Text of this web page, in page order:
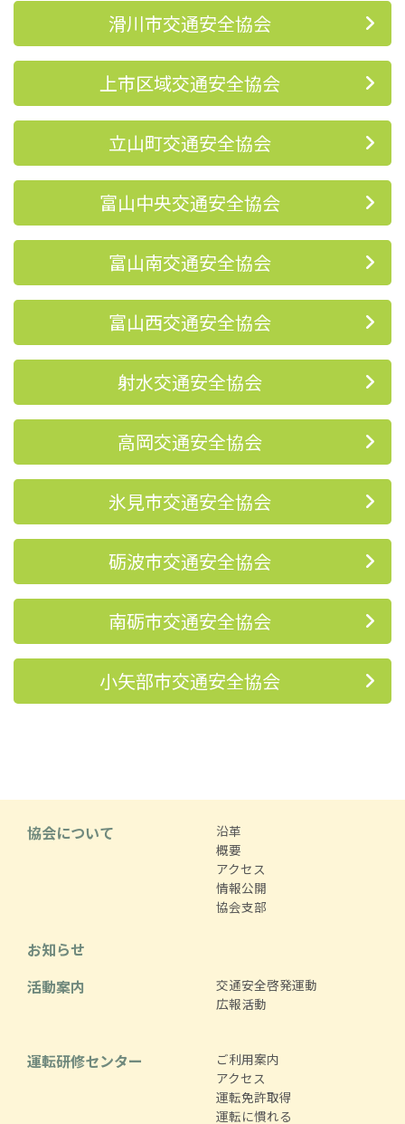
滑川市交通安全協会
上市区域交通安全協会
立山町交通安全協会
富山中央交通安全協会
富山南交通安全協会
富山西交通安全協会
射水交通安全協会
高岡交通安全協会
氷見市交通安全協会
砺波市交通安全協会
南砺市交通安全協会
小矢部市交通安全協会
協会について
沿革
概要
アクセス
情報公開
協会支部
お知らせ
活動案内
交通安全啓発運動
広報活動
運転研修センター
ご利用案内
アクセス
運転免許取得
運転に慣れる